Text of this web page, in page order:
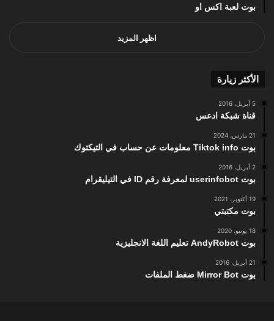
بوت لعبة اكس او
اظهر المزيد
الأكثر زيارة
5 أبريل، 2016
قناة شبكة ادعس
21 مارس، 2024
بوت Tiktok info معلومات عن حساب في التيكتوك
2 أبريل، 2016
بوت userinfobot لمعرفة رقم ID في التيليقرام
19 أكتوبر، 2021
بوت مكتبتي
18 يونيو، 2020
بوت AndyRobot تعليم اللغة الانجليزية
21 أبريل، 2016
بوت Mirror Bot ضغط الملفات